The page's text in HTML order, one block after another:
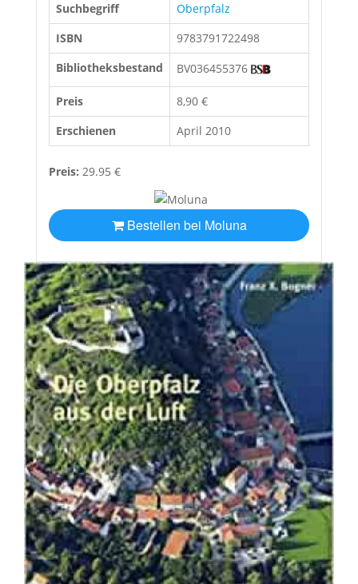
Suchbegriff
Oberpfalz
ISBN
9783791722498
Bibliotheksbestand
BV036455376
Preis
8,90 €
Erschienen
April 2010
Preis: 29.95 €
Bestellen bei Moluna